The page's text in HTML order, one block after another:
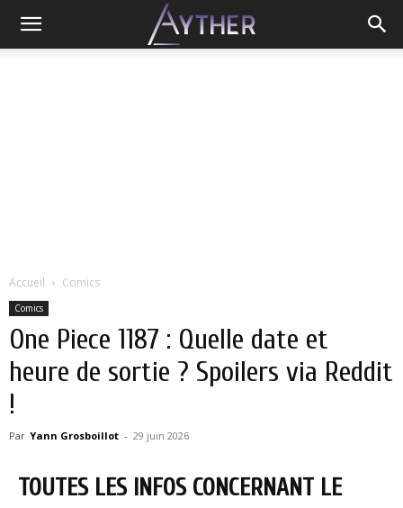
Accueil Comics
Comics
One Piece 1187 : Quelle date et
heure de sortie ? Spoilers via Reddit
!
Par Yann Grosboillot - 29 juin 2026
TOUTES LES INFOS CONCERNANT LE